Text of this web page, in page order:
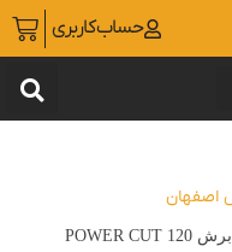
حساب‌کاربری
/ دستگاه برش POWER CUT 120